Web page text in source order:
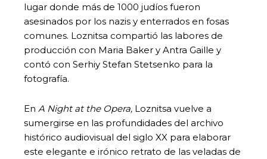
lugar donde más de 1000 judíos fueron
asesinados por los nazis y enterrados en fosas
comunes. Loznitsa compartió las labores de
producción con Maria Baker y Antra Gaille y
contó con Serhiy Stefan Stetsenko para la
fotografía.
En A Night at the Opera, Loznitsa vuelve a
sumergirse en las profundidades del archivo
histórico audiovisual del siglo XX para elaborar
este elegante e irónico retrato de las veladas de